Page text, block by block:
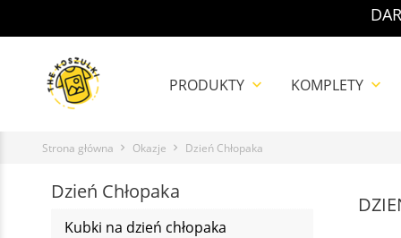
PRODUKTY keyboard_arrow_down KOMPLETY keyboard_arrow_down
Strona główna Okazje Dzień Chłopaka
Dzień Chłopaka
Kubki na dzień chłopaka